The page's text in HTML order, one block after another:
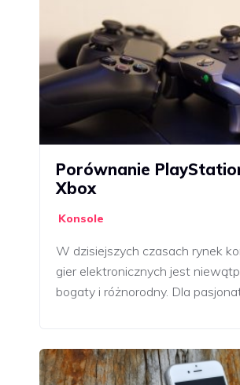
Porównanie
Xbox
Konsole
W dzisiejszych czasach rynek
gier elektronicznych jest
bogaty i różnorodny. Dla